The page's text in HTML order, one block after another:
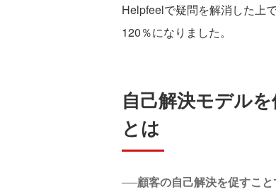
Helpfeelで疑問を解消した上
120％になりました。
自己解決モデル
とは
──顧客の自己解決を促すこ